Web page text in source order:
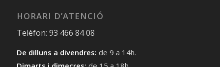
HORARI D’ATENCIÓ
Telèfon: 93 466 84 08
De dilluns a divendres: de 9 a 14h.